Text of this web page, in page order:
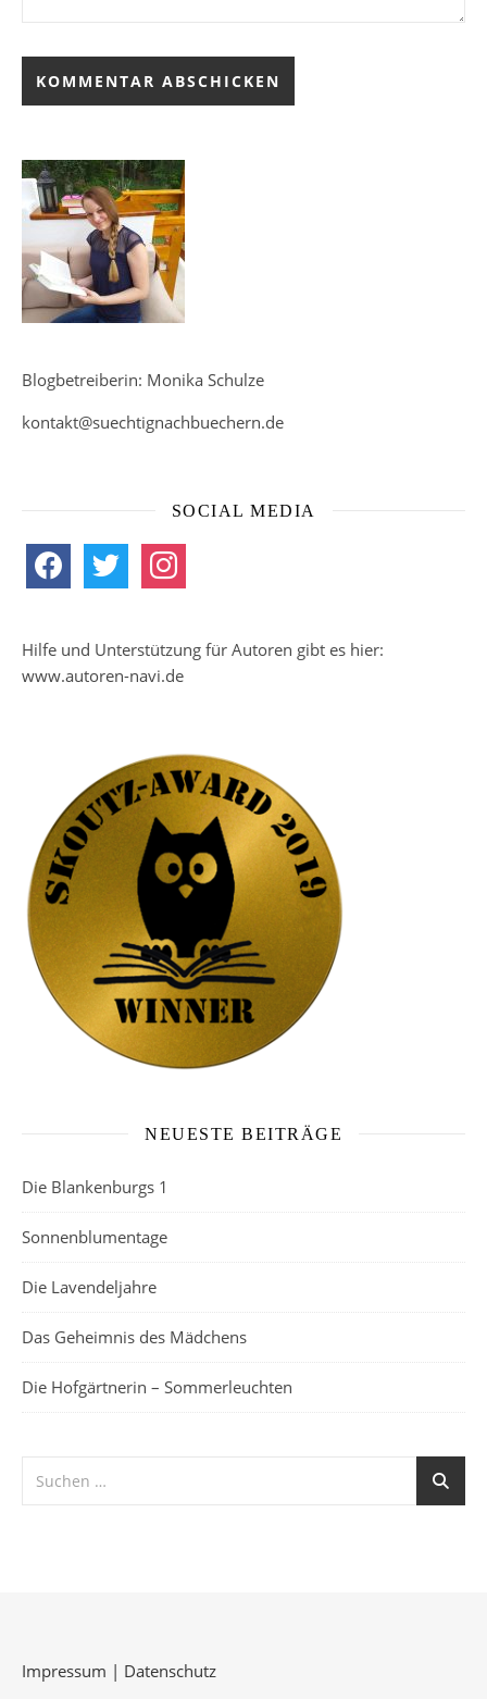
Blogbetreiberin: Monika Schulze
kontakt@suechtignachbuechern.de
SOCIAL MEDIA
facebook twitter instagram
Hilfe und Unterstützung für Autoren gibt es hier:
www.autoren-navi.de
NEUESTE BEITRÄGE
Die Blankenburgs 1
Sonnenblumentage
Die Lavendeljahre
Das Geheimnis des Mädchens
Die Hofgärtnerin – Sommerleuchten
Impressum | Datenschutz